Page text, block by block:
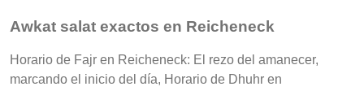
Awkat salat exactos en Reicheneck
Horario de Fajr en Reicheneck: El rezo del amanecer,
marcando el inicio del día, Horario de Dhuhr en